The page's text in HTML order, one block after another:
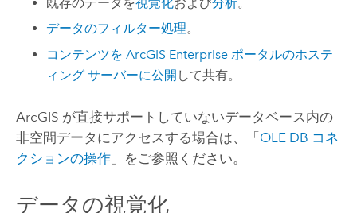
データのフィルター処理。
コンテンツをArcGIS Enterprise ポータルのホステ
ィング サーバーに公開 して共有。
ArcGIS が直接サポートしていないデータベース内の
非空間データにアクセスする場合は、「 OLE DB コネ
クションの操作」をご参照ください。
データの視覚化